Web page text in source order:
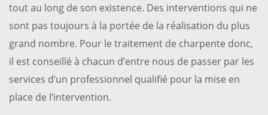
tout au long de son existence. Des interventions qui ne
sont pas toujours à la portée de la réalisation du plus
grand nombre. Pour le traitement de charpente donc,
il est conseillé à chacun d’entre nous de passer par les
services d’un professionnel qualifié pour la mise en
place de l’intervention.